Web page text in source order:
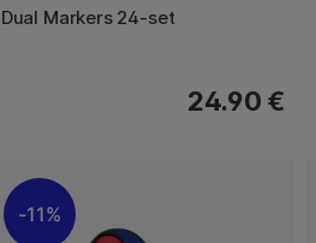
Dual Markers 24-set
24.90 €
11%